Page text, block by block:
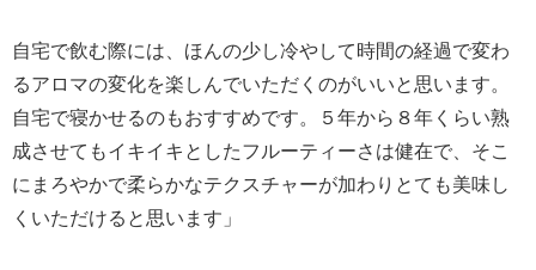
自宅で飲む際には、ほんの少し冷やして時間の経過で変わ
るアロマの変化を楽しんでいただくのがいいと思います。
自宅で寝かせるのもおすすめです。５年から８年くらい熟
成させてもイキイキとしたフルーティーさは健在で、そこ
にまろやかで柔らかなテクスチャーが加わりとても美味し
くいただけると思います」